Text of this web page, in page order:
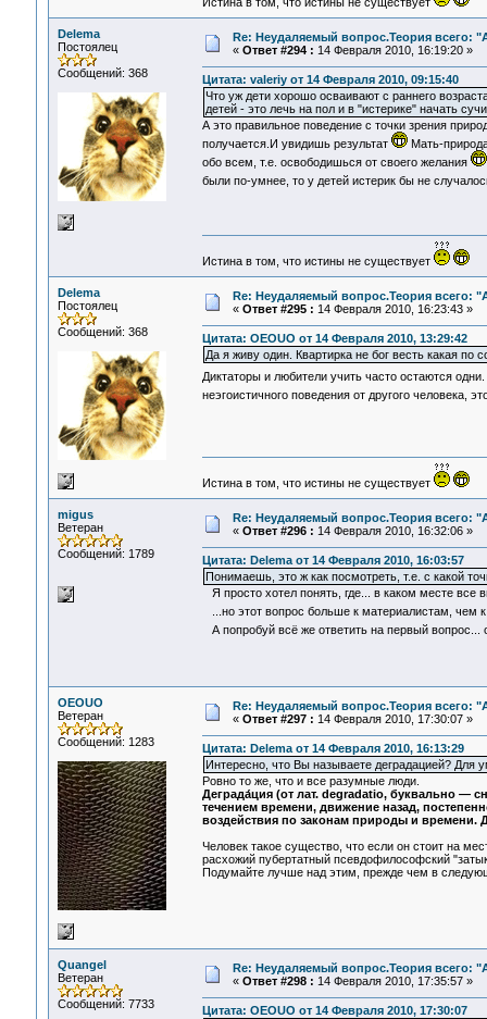
Delema
Постоялец
Сообщений: 368
Re: Неудаляемый вопрос.Теория всего:
« Ответ #294 : 14 Февраля 2010, 16:19:20 »
Цитата: valeriy от 14 Февраля 2010, 09:15:40
Что уж дети хорошо осваивают с раннего
детей - это лечь на пол и в "истерике" начать
А это правильное поведение с точки зрения
получается.И увидишь результат
Мать-
обо всем, т.е. освободишься от своего желания
были по-умнее, то у детей истерик бы не
Истина в том, что истины не существует
Delema
Постоялец
Сообщений: 368
Re: Неудаляемый вопрос.Теория всего:
« Ответ #295 : 14 Февраля 2010, 16:23:43 »
Цитата: OEOUO от 14 Февраля 2010, 13:29:42
Да я живу один. Квартирка не бог весть какая по
Диктаторы и любители учить часто остаются
неэгоистичного поведения от другого человека,
Истина в том, что истины не существует
migus
Ветеран
Сообщений: 1789
Re: Неудаляемый вопрос.Теория всего:
« Ответ #296 : 14 Февраля 2010, 16:32:06 »
Цитата: Delema от 14 Февраля 2010, 16:03:57
Понимаешь, это ж как посмотреть, т.е. с какой
Я просто хотел понять, где... в каком месте все
...но этот вопрос больше к материалистам, чем
А попробуй всё же ответить на первый
OEOUO
Ветеран
Сообщений: 1283
Re: Неудаляемый вопрос.Теория всего:
« Ответ #297 : 14 Февраля 2010, 17:30:07 »
Цитата: Delema от 14 Февраля 2010, 16:13:29
Интересно, что Вы называете деградацией? Для
Ровно то же, что и все разумные люди.
Деграда́ция (от лат. degradatio, буквально —
течением времени, движение назад,
воздействия по законам природы и времени.
Человек такое существо, что если он стоит на
расхожий пубертатный псевдофилософский
Подумайте лучше над этим, прежде чем в
Quangel
Ветеран
Сообщений: 7733
Re: Неудаляемый вопрос.Теория всего:
« Ответ #298 : 14 Февраля 2010, 17:35:57 »
Цитата: OEOUO от 14 Февраля 2010, 17:30:07